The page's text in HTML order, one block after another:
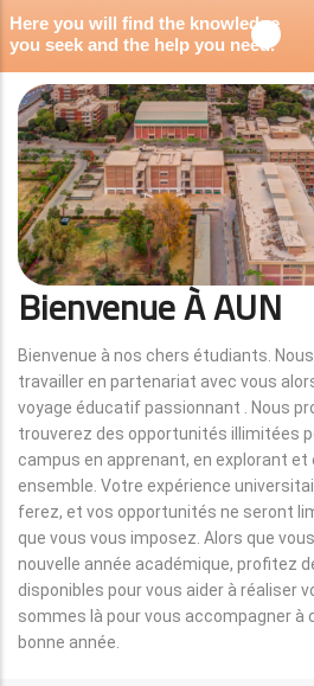
Here you will find the knowledge
you seek and the help you need.
Bienvenue À AUN
Bienvenue à nos chers étudiants.
travailler en partenariat avec vous
voyage éducatif passionnant . Nous
trouverez des opportunités illimitées
campus en apprenant, en explorant et
ensemble. Votre expérience
ferez, et vos opportunités ne seront
que vous vous imposez. Alors que
nouvelle année académique, profitez
disponibles pour vous aider à réaliser
sommes là pour vous accompagner à
bonne année.